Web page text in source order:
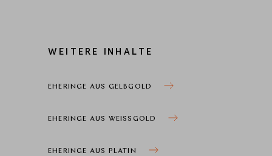
WEITERE INHALTE
EHERINGE AUS GELBGOLD
EHERINGE AUS WEISSGOLD
EHERINGE AUS PLATIN